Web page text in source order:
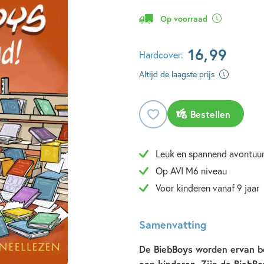
Op voorraad
Hardcover: 16,99
Altijd de laagste prijs
Bestellen
Leuk en spannend avontuur
Op AVI M6 niveau
Voor kinderen vanaf 9 jaar
Samenvatting
De BiebBoys worden ervan